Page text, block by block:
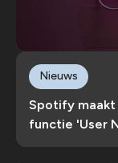
Spotify
functie 'User
Nieuws